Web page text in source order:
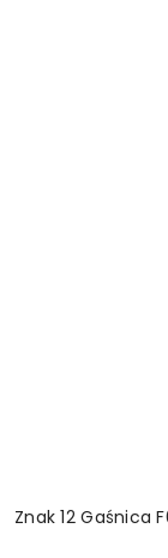
Znak 12 Gaśnica